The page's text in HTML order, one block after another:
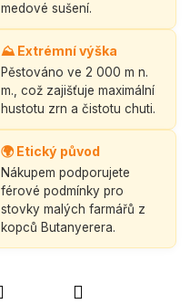
medové sušení.
⛰️ Extrémní výška
Pěstováno ve 2 000 m n.
m., což zajišťuje maximální
hustotu zrn a čistotu chuti.
🌍 Etický původ
Nákupem podporujete
férové podmínky pro
stovky malých farmářů z
kopců Butanyerera.